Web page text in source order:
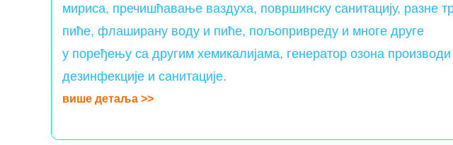
мириса, пречишћавање ваздуха, површинску санитацију, разне
пиће, флаширану воду и пиће, пољопривреду и многе друге
у поређењу са другим хемикалијама, генератор озона
дезинфекције и санитације.
више детаља >>